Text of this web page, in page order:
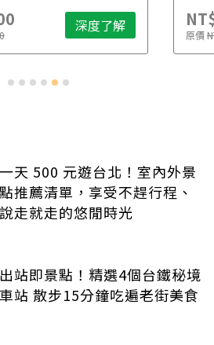
深度了解 原價
一天 500 元遊台北！室內外景
點推薦清單，享受不趕行程、
說走就走的悠閒時光
出站即景點！精選4個台鐵秘境
車站 散步15分鐘吃遍老街美食